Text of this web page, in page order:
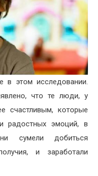
в этом исследовании.
что те люди, у
счастливым, которые
радостных эмоций, в
сумели добиться
и заработали